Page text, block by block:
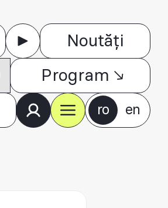
Noutăți
Program
ro en